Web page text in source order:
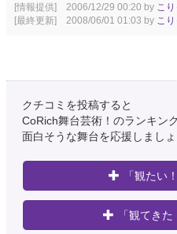
[情報提供] 2006/12/29 00:20 by こ
[最終更新] 2008/06/01 01:03 by こ
クチコミを投稿すると
CoRich舞台芸術！のランキン
面白そうな舞台を応援しましょ
「観たい
「観てき